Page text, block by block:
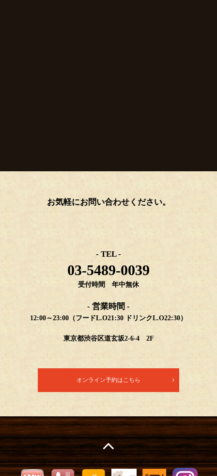
お気軽にお問い合わせください。
- TEL -
03-5489-0039
受付時間 年中無休
- 営業時間 -
12:00～23:00（フードL.O21:30 ドリンクL.O22:30）
東京都渋谷区道玄坂2-6-4 2F
オンライン予約はこちら